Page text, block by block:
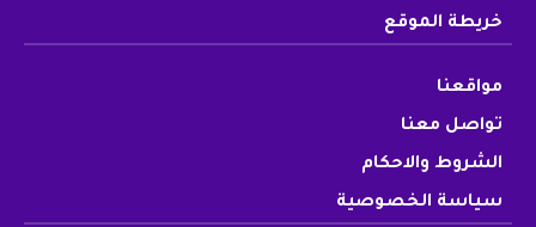
خريطة الموقع
مواقعنا
تواصل معنا
الشروط والاحكام
سياسة الخصوصية